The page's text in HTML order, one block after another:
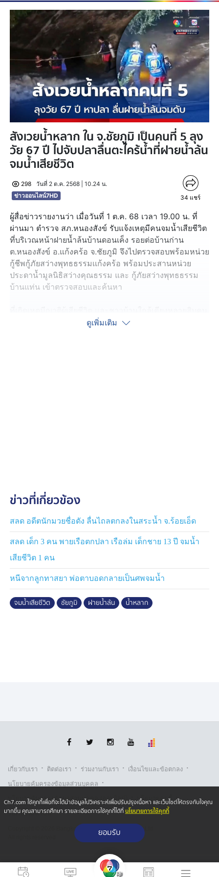
สังเวยน้ำหลาก ใน จ.ชัยภูมิ เป็นคนที่ 5 ลุง
วัย 67 ปี ไปจับปลาลื่นตะไคร้น้ำที่ฝายน้ำล้น
จมน้ำเสียชีวิต
298
วันที่ 2 ต.ค. 2568 | 10.24 น.
ข่าวออนไลน์7HD
34 แชร์
ผู้สื่อข่าวรายงานว่า เมื่อวันที่ 1 ต.ค. 68 เวลา 19.00 น. ที่
ผ่านมา ตำรวจ สภ.หนองสังข์ รับแจ้งเหตุมีคนจมน้ำเสียชีวิต
ที่บริเวณหน้าฝายน้ำล้นบ้านดอนเค็ง รอยต่อบ้านก่าน
ต.หนองสังข์ อ.แก้งคร้อ จ.ชัยภูมิ จึงไปตรวจสอบพร้อมหน่วย
กู้ชีพกู้ภัยสว่างพุทธธรรมเเก้งคร้อ พร้อมประสานหน่วย
ประดาน้ำมูลนิธิสว่างคุณธรรม และ กู้ภัยสว่างพุทธธรรม
บ้านแท่น เข้าตรวจสอบและค้นหา
ยืนดูอยู่บริเวณหน้าฝายน้ำล้น โดยคนที่จมน้ำ คือ นาย
กุศลต่อไป
อย่างไรก็ตาม ฤดูน้ำหลาก น้ำท่วมปีนี้ มีผู้จมน้ำเสียชีวิตตาม
อำเภอต่าง ๆ แล้ว 5 คน ตั้งแต่ช่วงกลางเดือน ส.ค. 68 จนถึง
คนล่าสุดช่วงค่ำวันที่ 1 ต.ค. 68 ที่ผ่านมา ขณะที่ตามพื้นที่
ต่าง ๆ ยังคงมีน้ำจำนวนมาก ฝ่ายน้ำล้นมีตะไคร่น้ำจับอยู่
จำนวนมาก ออกจับปลาน้ำไหลหลากบริเวณหน้าฝายน้ำล้น
ต้องระวังลื่นตะไคร่น้ำ ถูกกระแสน้ำพัดตกตกหน้าฝายน้ำล้น
จมน้ำเสียชีวิตได้
ดูเพิ่มเติม
ข่าวที่เกี่ยวข้อง
สลด อดีตนักมวยชื่อดัง ลื่นไถลตกลงในสระน้ำ จ.ร้อยเอ็ด
สลด เด็ก 3 คน พายเรือตกปลา เรือล่ม เด็กชาย 13 ปี จมน้ำ
เสียชีวิต 1 คน
หนีจากลูกทาสยา พ่อตาบอดกลายเป็นศพจมน้ำ
จมน้ำเสียชีวิต ชัยภูมิ ฝายน้ำล้น น้ำหลาก
เกี่ยวกับเรา · ติตต่อเรา · ร่วมงานกับเรา · เงื่อนไขและข้อตกลง ·
นโยบายคุ้มครองข้อมูลส่วนบุคคล ·
นโยบายคุ้มครองข้อมูลส่วนบุคคล (ออนไลน์) · นโยบายคุกกี้ ·
รับเรื่องร้องเรียน
Copyright © 2026 Bangkok Broadcasting & T.V. Co.,Ltd.
Ch7.com ใช้คุกกี้เพื่อที่จะได้นำข้อมูลไปวิเคราะห์เพื่อปรับปรุงเนื้อหา และเว็บไซต์ให้ตรงกับใจคุณ
มากขึ้น คุณสามารถศึกษา รายละเอียดการใช้คุกกี้ได้ที่นโยบายการใช้คุกกี้
ยอมรับ